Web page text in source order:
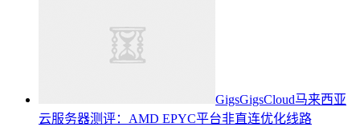
GigsGigsCloud马来西亚
云服务器测评：AMD EPYC平台非直连优化线路